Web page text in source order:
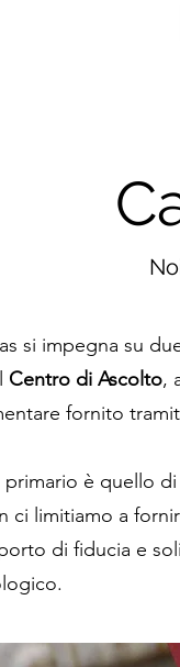
si impegna su
Centro di Ascolto,
fornito
è quello
ci limitiamo a
di fiducia e